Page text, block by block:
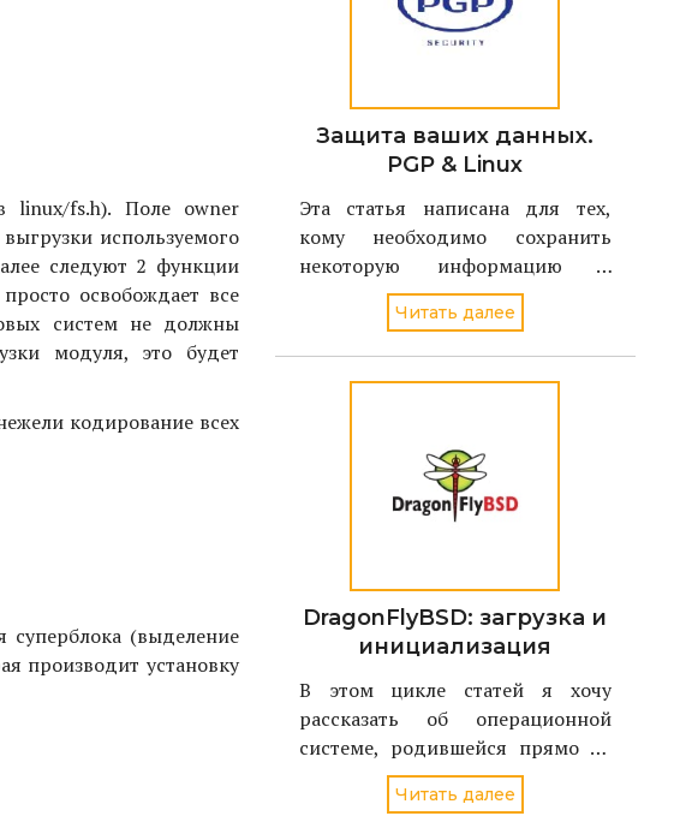
linux/fs.h). Поле owner
используемого
следуют 2 функции
освобождает все
систем не должны
модуля, это будет
кодирование всех
(выделение
производит установку
Защита ваших данных.
PGP & Linux
Эта статья написана для тех,
кому необходимо сохранить
некоторую информацию в
секрете и кто пока не решил как
это сделать....Читать далее
DragonFlyBSD: загрузка и
инициализация
В этом цикле статей я хочу
рассказать об операционной
системе, родившейся прямо на
наших глазах - летом 2004 года.
Имя ей - DragonFlyBSD, и являет
Читать далее